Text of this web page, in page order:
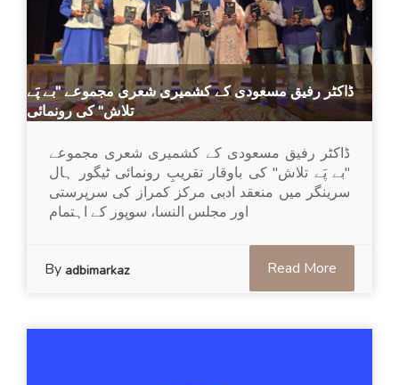
ڈاکٹر رفیق مسعودی کے کشمیری شعری مجموعے "بے پَے
تلاش" کی رونمائی
ڈاکٹر رفیق مسعودی کے کشمیری شعری مجموعے
"بے پَے تلاش" کی باوقار تقریبِ رونمائی ٹیگور ہال
سرینگر میں منعقد ادبی مرکز کمراز کی سرپرستی
اور مجلس النسا، سوپور کے اہتمام
By adbimarkaz Read More